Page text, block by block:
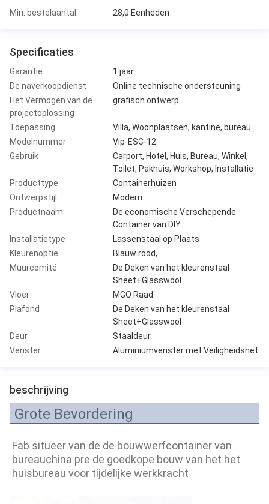
Min. bestelaantal: 28,0 Eenheden
Specificaties
Garantie
1 jaar
De naverkoopdienst
Online technische ondersteuning
Het Vermogen van de
projectoplossing
grafisch ontwerp
Toepassing
Villa, Woonplaatsen, kantine, bureau
Modelnummer
Vip-ESC-12
Gebruik
Carport, Hotel, Huis, Bureau, Winkel,
Toilet, Pakhuis, Workshop, Installatie
Producttype
Containerhuizen
Ontwerpstijl
Modern
Productnaam
De economische Verschepende
Container van DIY
Installatietype
Lassenstaal op Plaats
Kleurenoptie
Blauw rood,
Muurcomité
De Deken van het kleurenstaal
Sheet+Glasswool
Vloer
MGO Raad
Plafond
De Deken van het kleurenstaal
Sheet+Glasswool
Deur
Staaldeur
Venster
Aluminiumvenster met Veiligheidsnet
beschrijving
Grote Bevordering
Fab situeer van de de bouwwerfcontainer van
bureauchina pre de goedkope bouw van het het
huisbureau voor tijdelijke werkkracht